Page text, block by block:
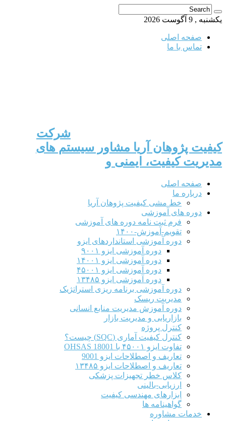
یکشنبه , 9 آگوست 2026
صفحه اصلی
تماس با ما
شرکت
کیفیت پژوهان آریا مشاور سیستم های
مدیریت کیفیت، ایمنی و
صفحه اصلی
درباره ما
خط مشی کیفیت پژوهان آریا
دوره های آموزشی
فرم ثبت نامه دوره های آموزشی
تقویم-آموزش-۱۴۰۰
دوره آموزشی استانداردهای ایزو
دوره آموزشی ایزو ۹۰۰۱
دوره آموزشی ایزو ۱۴۰۰۱
دوره آموزشی ایزو ۴۵۰۰۱
دوره آموزشی ایزو ۱۳۴۸۵
دوره آموزشی برنامه ریزی استراتژیک
مدیریت ریسک
دوره آموزش مدیریت منابع انسانی
بازاریابی و مدیریت بازار
کنترل پروژه
کنترل کیفیت آماری (SQC) چیست؟
تفاوت ایزو ۴۵۰۰۱ با OHSAS 18001
تعاریف و اصطلاحات ایزو 9001
تعاریف و اصطلاحات ایزو ۱۳۴۸۵
کلاس خطر تجهیزات پزشکی
ارزیابی-بالینی
ابزارهای مهندسی کیفیت
گواهینامه ها
خدمات مشاوره